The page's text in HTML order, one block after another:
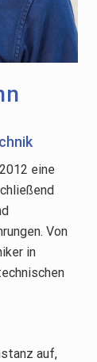
eine
Von
in
auf,